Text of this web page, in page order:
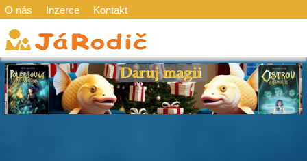
O nás Inzerce Kontakt